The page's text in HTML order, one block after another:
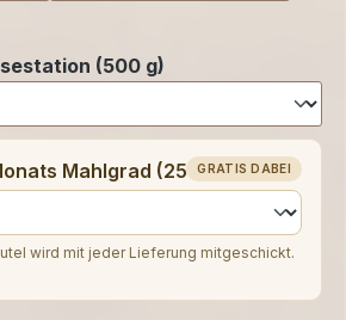
(500 g)
GRATIS DABEI
Mahlgrad (250 g)
wird mit jeder Lieferung mitgeschickt.